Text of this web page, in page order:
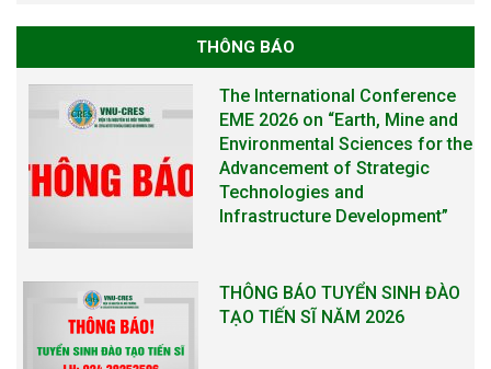
THÔNG BÁO
The International Conference
EME 2026 on “Earth, Mine and
Environmental Sciences for the
Advancement of Strategic
Technologies and
Infrastructure Development”
THÔNG BÁO TUYỂN SINH ĐÀO
TẠO TIẾN SĨ NĂM 2026